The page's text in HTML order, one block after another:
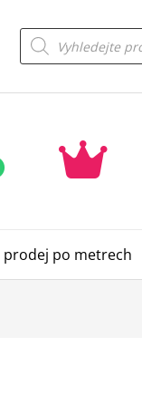
Products
search
prodej po metrech